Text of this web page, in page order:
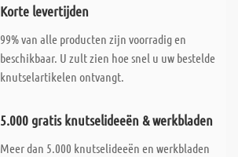
Korte levertijden
99% van alle producten zijn voorradig en
beschikbaar. U zult zien hoe snel u uw bestelde
knutselartikelen ontvangt.
5.000 gratis knutselideeën & werkbladen
Meer dan 5.000 knutselideeën en werkbladen